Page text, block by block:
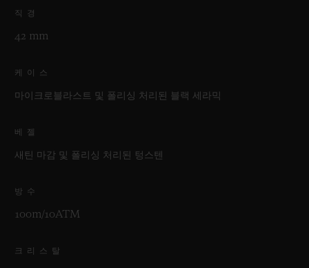
직경
42 mm
케이스
마이크로블라스트 및 폴리싱 처리된 블랙 세라믹
베젤
새틴 마감 및 폴리싱 처리된 텅스텐
방수
100m/10ATM
크리스탈